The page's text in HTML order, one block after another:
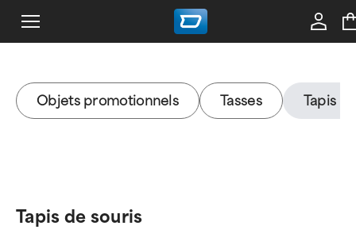
Objets promotionnels Tasses Tapis
Tapis de souris